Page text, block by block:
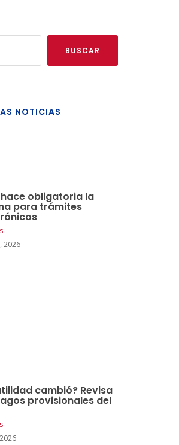
BUSCAR
NOTICIAS
hace obligatoria la
para trámites
2026
cambió? Revisa
provisionales del